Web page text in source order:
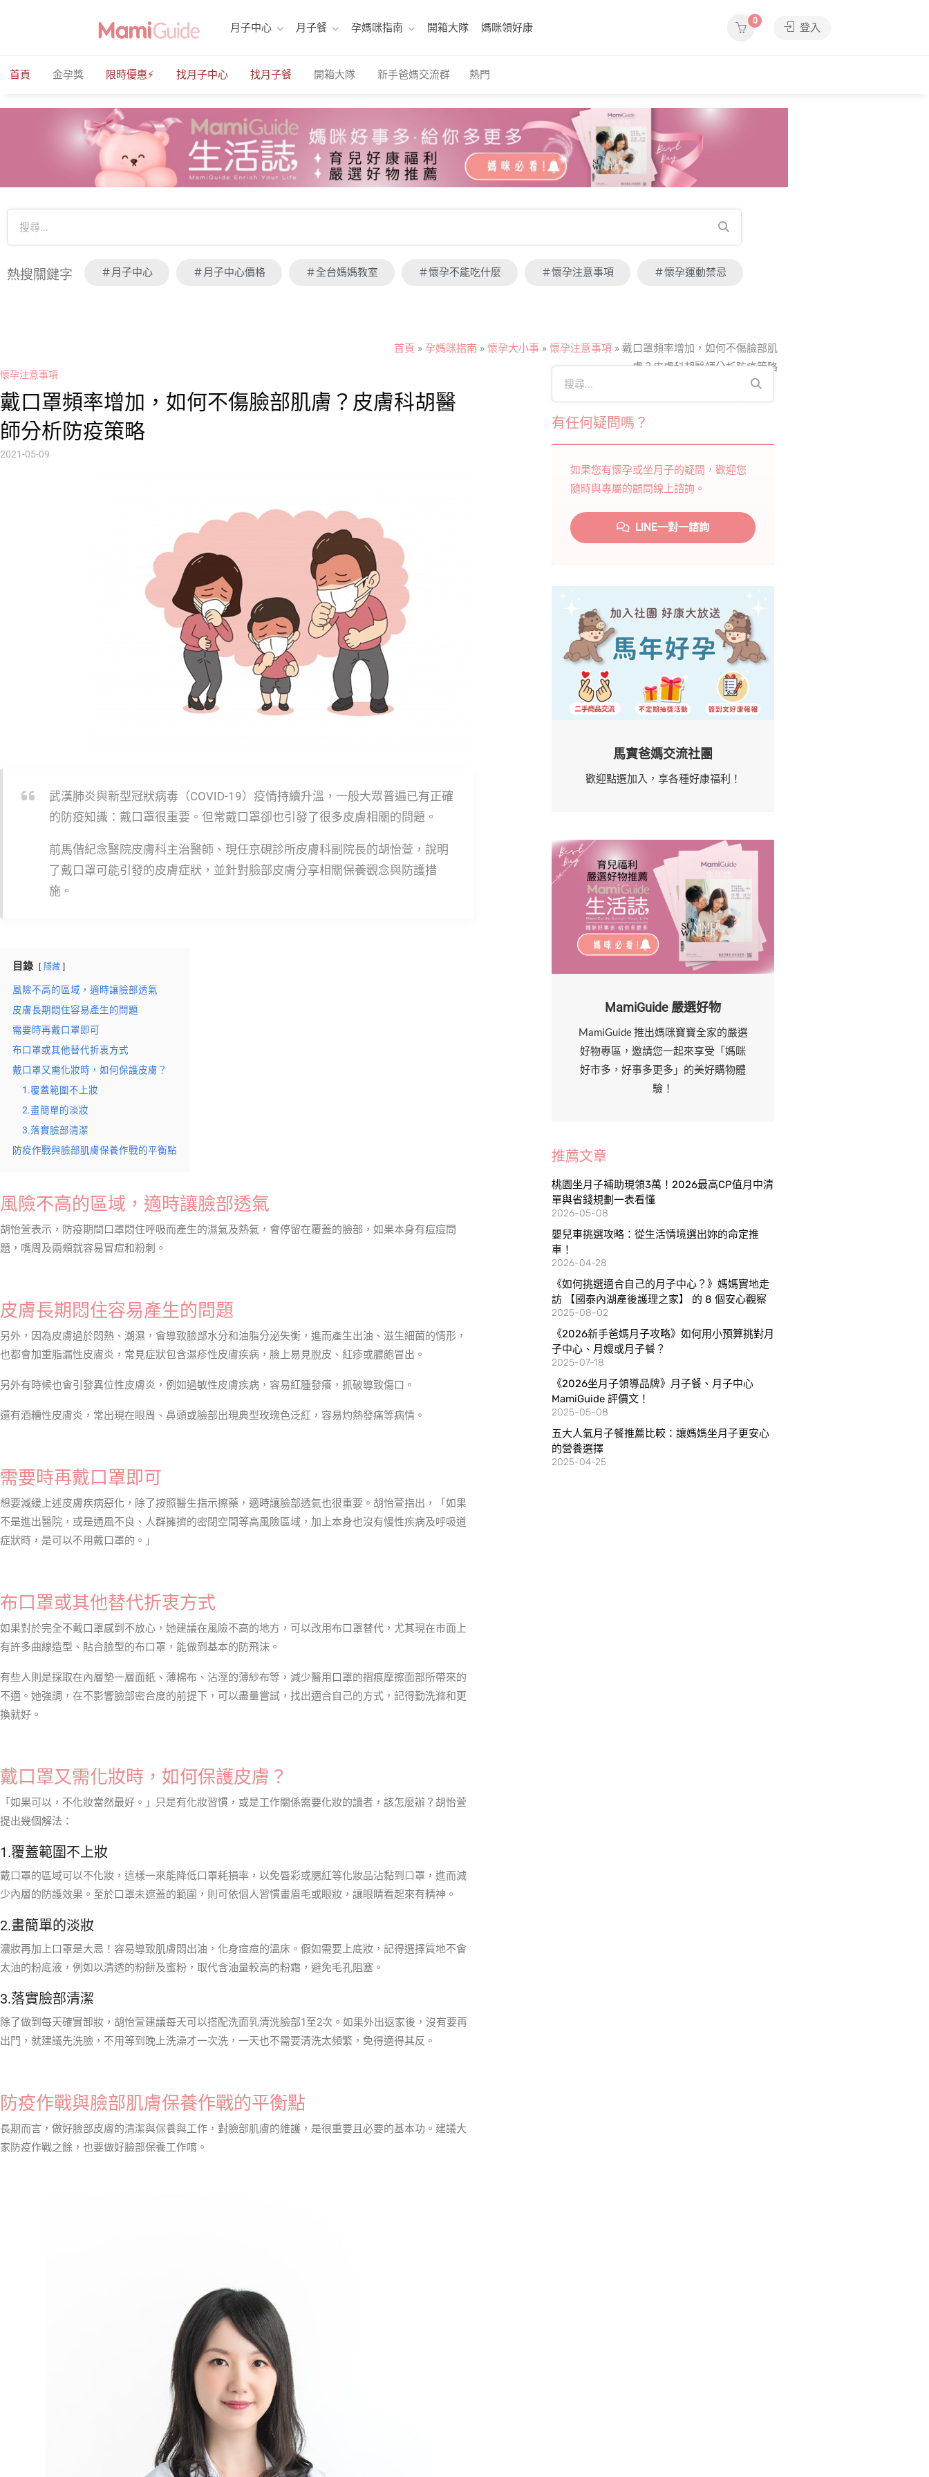
月子中心 月子餐 孕媽咪指南 開箱大隊 媽咪領好康
0
登入
首頁 金孕獎 限時優惠⚡️ 找月子中心 找月子餐 開箱大隊 新手爸媽交流群 熱門
熱搜關鍵字 ＃月子中心 ＃月子中心價格 ＃全台媽媽教室 ＃懷孕不能吃什麼 ＃懷孕注意事項 ＃懷孕運動禁忌
首頁 » 孕媽咪指南 » 懷孕大小事 » 懷孕注意事項 » 戴口罩頻率增加，如何不傷臉部肌
膚？皮膚科胡醫師分析防疫策略
懷孕注意事項
戴口罩頻率增加，如何不傷臉部肌膚？皮膚科胡醫
師分析防疫策略
2021-05-09
武漢肺炎與新型冠狀病毒（COVID-19）疫情持續升溫，一般大眾普遍已有正確
的防疫知識：戴口罩很重要。但常戴口罩卻也引發了很多皮膚相關的問題。
前馬偕紀念醫院皮膚科主治醫師、現任京硯診所皮膚科副院長的胡怡萱，說明
了戴口罩可能引發的皮膚症狀，並針對臉部皮膚分享相關保養觀念與防護措
施。
目錄 隱藏
風險不高的區域，適時讓臉部透氣
皮膚長期悶住容易產生的問題
需要時再戴口罩即可
布口罩或其他替代折衷方式
戴口罩又需化妝時，如何保護皮膚？
1.覆蓋範圍不上妝
2.畫簡單的淡妝
3.落實臉部清潔
防疫作戰與臉部肌膚保養作戰的平衡點
風險不高的區域，適時讓臉部透氣
胡怡萱表示，防疫期間口罩悶住呼吸而產生的濕氣及熱氣，會停留在覆蓋的臉部，如果本身有痘痘問
題，嘴周及兩頰就容易冒痘和粉刺。
皮膚長期悶住容易產生的問題
另外，因為皮膚過於悶熱、潮濕，會導致臉部水分和油脂分泌失衡，進而產生出油、滋生細菌的情形，
也都會加重脂漏性皮膚炎，常見症狀包含濕疹性皮膚疾病，臉上易見脫皮、紅疹或膿皰冒出。
另外有時候也會引發異位性皮膚炎，例如過敏性皮膚疾病，容易紅腫發癢，抓破導致傷口。
還有酒糟性皮膚炎，常出現在眼周、鼻頭或臉部出現典型玫瑰色泛紅，容易灼熱發痛等病情。
需要時再戴口罩即可
想要減緩上述皮膚疾病惡化，除了按照醫生指示擦藥，適時讓臉部透氣也很重要。胡怡萱指出，「如果
不是進出醫院，或是通風不良、人群擁擠的密閉空間等高風險區域，加上本身也沒有慢性疾病及呼吸道
症狀時，是可以不用戴口罩的。」
布口罩或其他替代折衷方式
如果對於完全不戴口罩感到不放心，她建議在風險不高的地方，可以改用布口罩替代，尤其現在市面上
有許多曲線造型、貼合臉型的布口罩，能做到基本的防飛沫。
有些人則是採取在內層墊一層面紙、薄棉布、沾溼的薄紗布等，減少醫用口罩的摺痕摩擦面部所帶來的
不適。她強調，在不影響臉部密合度的前提下，可以盡量嘗試，找出適合自己的方式，記得勤洗滌和更
換就好。
戴口罩又需化妝時，如何保護皮膚？
「如果可以，不化妝當然最好。」只是有化妝習慣，或是工作關係需要化妝的讀者，該怎麼辦？胡怡萱
提出幾個解法：
1.覆蓋範圍不上妝
戴口罩的區域可以不化妝，這樣一來能降低口罩耗損率，以免唇彩或腮紅等化妝品沾黏到口罩，進而減
少內層的防護效果。至於口罩未遮蓋的範圍，則可依個人習慣畫眉毛或眼妝，讓眼睛看起來有精神。
2.畫簡單的淡妝
濃妝再加上口罩是大忌！容易導致肌膚悶出油，化身痘痘的溫床。假如需要上底妝，記得選擇質地不會
太油的粉底液，例如以清透的粉餅及蜜粉，取代含油量較高的粉霜，避免毛孔阻塞。
3.落實臉部清潔
除了做到每天確實卸妝，胡怡萱建議每天可以搭配洗面乳清洗臉部1至2次。如果外出返家後，沒有要再
出門，就建議先洗臉，不用等到晚上洗澡才一次洗，一天也不需要清洗太頻繁，免得適得其反。
防疫作戰與臉部肌膚保養作戰的平衡點
長期而言，做好臉部皮膚的清潔與保養與工作，對臉部肌膚的維護，是很重要且必要的基本功。建議大
家防疫作戰之餘，也要做好臉部保養工作唷。
有任何疑問嗎？
如果您有懷孕或坐月子的疑問，歡迎您
隨時與專屬的顧問線上諮詢。
LINE一對一諮詢
馬寶爸媽交流社團
歡迎點選加入，享各種好康福利！
MamiGuide 嚴選好物
MamiGuide 推出媽咪寶寶全家的嚴選
好物專區，邀請您一起來享受「媽咪
好市多，好事多更多」的美好購物體
驗！
推薦文章
桃園坐月子補助現領3萬！2026最高CP值月中清
單與省錢規劃一表看懂
2026-05-08
嬰兒車挑選攻略：從生活情境選出妳的命定推
車！
2026-04-28
《如何挑選適合自己的月子中心？》媽媽實地走
訪 【國泰內湖產後護理之家】 的 8 個安心觀察
2025-08-02
《2026新手爸媽月子攻略》如何用小預算挑對月
子中心、月嫂或月子餐？
2025-07-18
《2026坐月子領導品牌》月子餐、月子中心
MamiGuide 評價文！
2025-05-08
五大人氣月子餐推薦比較：讓媽媽坐月子更安心
的營養選擇
2025-04-25